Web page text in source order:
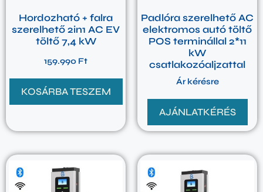
Hordozható + falra
szerelhető 2in1 AC EV
töltő 7,4 kW
159.990 Ft
KOSÁRBA TESZEM
Padlóra szerelhető AC
elektromos autó töltő
POS terminállal 2*11
kW
csatlakozóaljzattal
Ár kérésre
AJÁNLATKÉRÉS